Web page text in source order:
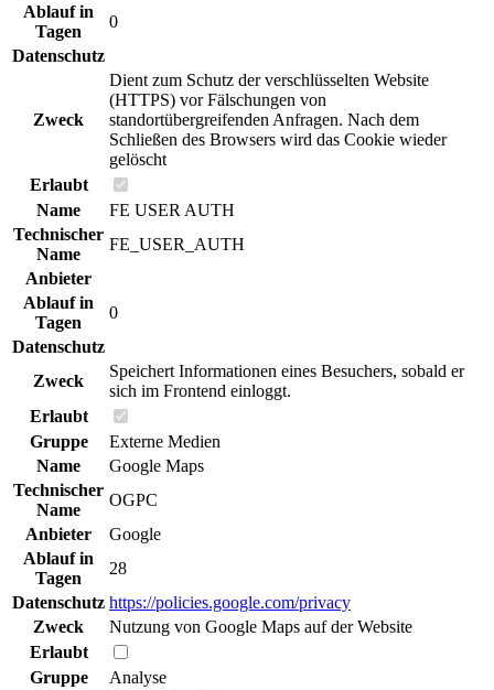
Ablauf in
Tagen
0
Datenschutz
Zweck
Dient zum Schutz der verschlüsselten Website
(HTTPS) vor Fälschungen von
standortübergreifenden Anfragen. Nach dem
Schließen des Browsers wird das Cookie wieder
gelöscht
Erlaubt
Name
FE USER AUTH
Technischer
Name
FE_USER_AUTH
Anbieter
Ablauf in
Tagen
0
Datenschutz
Zweck
Speichert Informationen eines Besuchers, sobald er
sich im Frontend einloggt.
Erlaubt
Gruppe
Externe Medien
Name
Google Maps
Technischer
Name
OGPC
Anbieter
Google
Ablauf in
Tagen
28
Datenschutz https://policies.google.com/privacy
Zweck
Nutzung von Google Maps auf der Website
Erlaubt
Gruppe
Analyse